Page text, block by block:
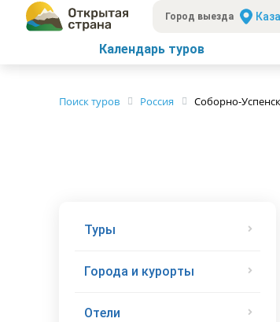
Город выезда
Календарь туров
Поиск туров Россия Соборно-
Туры
Города и курорты
Отели